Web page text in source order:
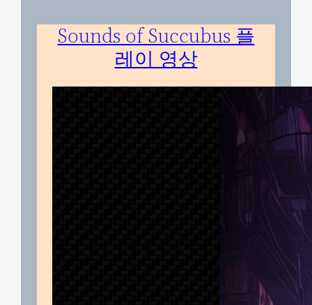
Sounds of Succubus 플
레이 영상